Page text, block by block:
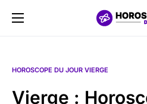
HOROSCOPE DU JOUR VIERGE
Vierge :